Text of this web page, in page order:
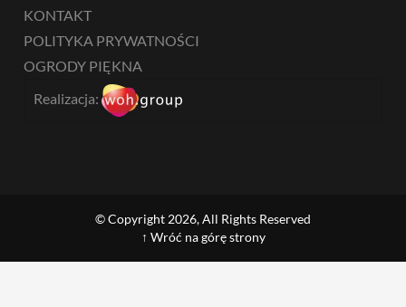
KONTAKT
POLITYKA PRYWATNOŚCI
OGRODY PIĘKNA
Realizacja:
© Copyright 2026, All Rights Reserved
↑ Wróć na górę strony